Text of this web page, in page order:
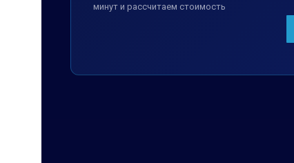
минут и рассчитаем стоимость